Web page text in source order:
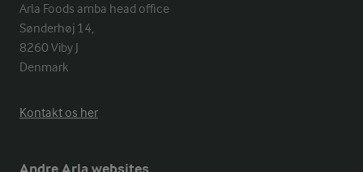
Arla Foods amba head office
Sønderhøj 14,
8260 Viby J
Denmark
Kontakt os her